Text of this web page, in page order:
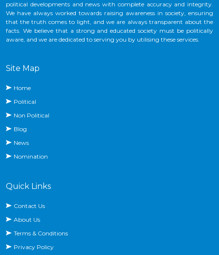
political developments and news with complete accuracy and integrity.
We have always worked towards raising awareness in society, ensuring
that the truth comes to light, and we are always transparent about the
facts. We believe that a strong and educated society must be politically
aware, and we are dedicated to serving you by utilising these services.
Site Map
Home
Political
Non Political
Blog
News
Nomination
Quick Links
Contact Us
About Us
Terms & Conditions
Privacy Policy